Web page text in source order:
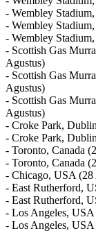
- Wembley
- Wembley
- Wembley
- Scottish Gas
Agustus)
- Scottish Gas
Agustus)
- Scottish Gas
Agustus)
- Croke Park,
- Croke Park,
- Toronto, Canada
- Toronto, Canada
- Chicago, USA (28
- East Rutherford,
- East Rutherford,
- Los Angeles, USA
- Los Angeles, USA